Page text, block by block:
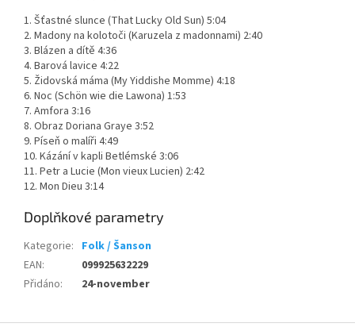
1. Šťastné slunce (That Lucky Old Sun) 5:04
2. Madony na kolotoči (Karuzela z madonnami) 2:40
3. Blázen a dítě 4:36
4. Barová lavice 4:22
5. Židovská máma (My Yiddishe Momme) 4:18
6. Noc (Schön wie die Lawona) 1:53
7. Amfora 3:16
8. Obraz Doriana Graye 3:52
9. Píseň o malíři 4:49
10. Kázání v kapli Betlémské 3:06
11. Petr a Lucie (Mon vieux Lucien) 2:42
12. Mon Dieu 3:14
Doplňkové parametry
Kategorie: Folk / Šanson
EAN:
099925632229
Přidáno: 24-november